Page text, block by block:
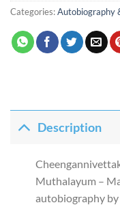
Categories:Autobiography
Description
Muthalayum –
autobiography by